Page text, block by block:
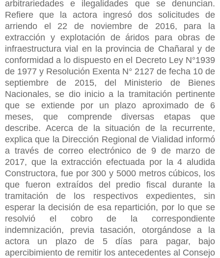
arbitrariedades e ilegalidades que se denuncian.
Refiere que la actora ingresó dos solicitudes de
arriendo el 22 de noviembre de 2016, para la
extracción y explotación de áridos para obras de
infraestructura vial en la provincia de Chañaral y de
conformidad a lo dispuesto en el Decreto Ley N°1939
de 1977 y Resolución Exenta N° 2127 de fecha 10 de
septiembre de 2015, del Ministerio de Bienes
Nacionales, se dio inicio a la tramitación pertinente
que se extiende por un plazo aproximado de 6
meses, que comprende diversas etapas que
describe. Acerca de la situación de la recurrente,
explica que la Dirección Regional de Vialidad informó
a través de correo electrónico de 9 de marzo de
2017, que la extracción efectuada por la 4 aludida
Constructora, fue por 300 y 5000 metros cúbicos, los
que fueron extraídos del predio fiscal durante la
tramitación de los respectivos expedientes, sin
esperar la decisión de esa repartición, por lo que se
resolvió el cobro de la correspondiente
indemnización, previa tasación, otorgándose a la
actora un plazo de 5 días para pagar, bajo
apercibimiento de remitir los antecedentes al Consejo